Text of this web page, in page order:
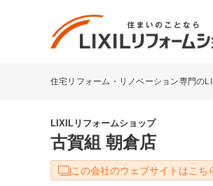
リフォーム事例を
キッチン
LIXILリフォーム
住宅リフォーム・リノベーション専門の
LIXILリフォームショップ
古賀組 朝倉店
この会社のウェブサイトはこち